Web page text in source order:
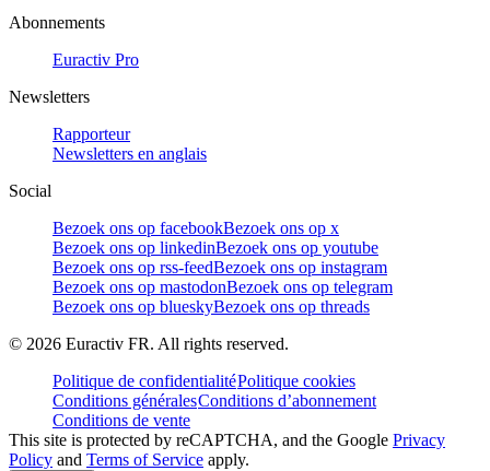
Abonnements
Euractiv Pro
Newsletters
Rapporteur
Newsletters en anglais
Social
Bezoek ons op facebookBezoek ons op x
Bezoek ons op linkedinBezoek ons op youtube
Bezoek ons op rss-feedBezoek ons op instagram
Bezoek ons op mastodonBezoek ons op telegram
Bezoek ons op blueskyBezoek ons op threads
© 2026 Euractiv FR. All rights reserved.
Politique de confidentialitéPolitique cookies
Conditions généralesConditions d’abonnement
Conditions de vente
This site is protected by reCAPTCHA, and the Google Privacy
Policy and Terms of Service apply.